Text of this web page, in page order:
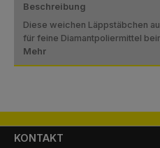
Beschreibung
Diese weichen Läppstäbchen
für feine Diamantpoliermittel
Mehr
KONTAKT